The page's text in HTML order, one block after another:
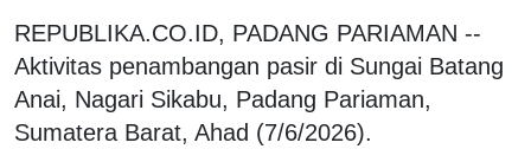
REPUBLIKA.CO.ID, PADANG PARIAMAN --
Aktivitas penambangan pasir di Sungai Batang
Anai, Nagari Sikabu, Padang Pariaman,
Sumatera Barat, Ahad (7/6/2026).